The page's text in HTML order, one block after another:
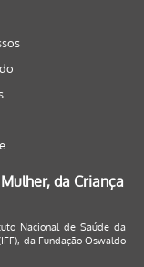
da Criança
Nacional de Saúde da
da Fundação Oswaldo